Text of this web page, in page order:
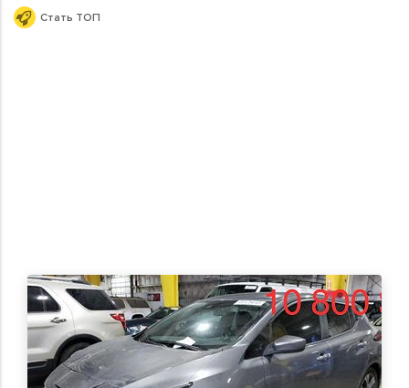
Стать ТОП